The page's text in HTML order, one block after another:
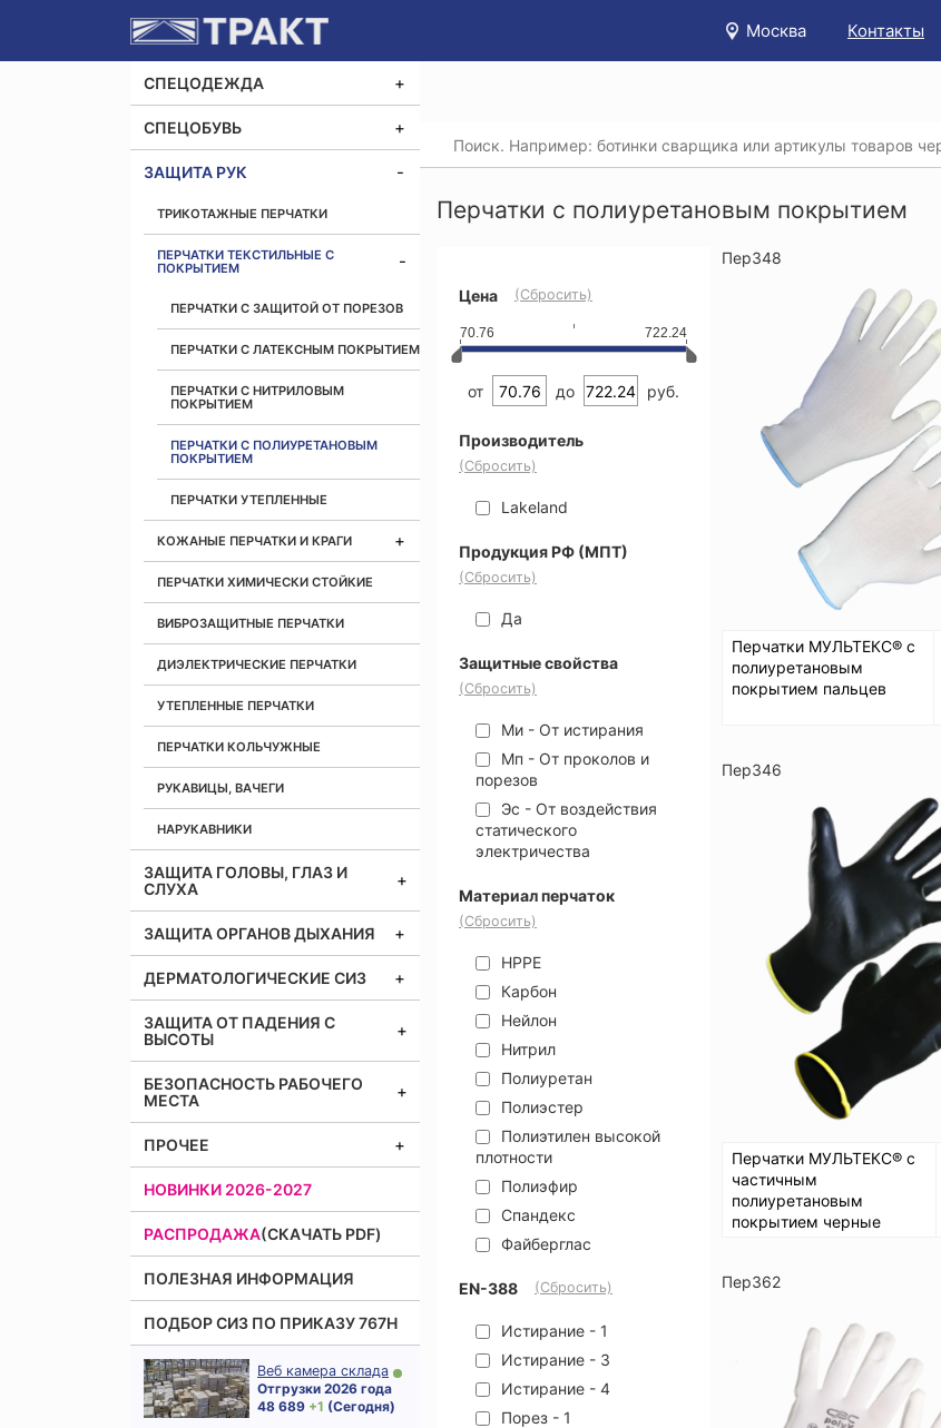
Москва Контакты
СПЕЦОДЕЖДА
СПЕЦОБУВЬ
ЗАЩИТА РУК
ТРИКОТАЖНЫЕ ПЕРЧАТКИ
ПЕРЧАТКИ ТЕКСТИЛЬНЫЕ С
ПОКРЫТИЕМ
ПЕРЧАТКИ С ЗАЩИТОЙ ОТ ПОРЕЗОВ
ПЕРЧАТКИ С ЛАТЕКСНЫМ ПОКРЫТИЕМ
ПЕРЧАТКИ С НИТРИЛОВЫМ
ПОКРЫТИЕМ
ПЕРЧАТКИ С ПОЛИУРЕТАНОВЫМ
ПОКРЫТИЕМ
ПЕРЧАТКИ УТЕПЛЕННЫЕ
КОЖАНЫЕ ПЕРЧАТКИ И КРАГИ
ПЕРЧАТКИ ХИМИЧЕСКИ СТОЙКИЕ
ВИБРОЗАЩИТНЫЕ ПЕРЧАТКИ
ДИЭЛЕКТРИЧЕСКИЕ ПЕРЧАТКИ
УТЕПЛЕННЫЕ ПЕРЧАТКИ
ПЕРЧАТКИ КОЛЬЧУЖНЫЕ
РУКАВИЦЫ, ВАЧЕГИ
НАРУКАВНИКИ
ЗАЩИТА ГОЛОВЫ, ГЛАЗ И
СЛУХА
ЗАЩИТА ОРГАНОВ ДЫХАНИЯ
ДЕРМАТОЛОГИЧЕСКИЕ СИЗ
ЗАЩИТА ОТ ПАДЕНИЯ С
ВЫСОТЫ
БЕЗОПАСНОСТЬ РАБОЧЕГО
МЕСТА
ПРОЧЕЕ
НОВИНКИ 2026-2027
РАСПРОДАЖА(СКАЧАТЬ PDF)
ПОЛЕЗНАЯ ИНФОРМАЦИЯ
ПОДБОР СИЗ ПО ПРИКАЗУ 767Н
Веб камера склада
Отгрузки 2026 года
48 689 + 1 (Сегодня)
Перчатки с полиуретановым покрытием
Перчатки с полиуретановым покрытием
Цена (Сбросить)
70.76 722.24
от до руб.
Производитель
(Сбросить)
Lakeland
Продукция РФ (МПТ)
(Сбросить)
Да
Защитные свойства
(Сбросить)
Ми - От истирания
Мп - От проколов и
порезов
Эс - От воздействия
статического
электричества
Материал перчаток
(Сбросить)
HPPE
Карбон
Нейлон
Нитрил
Полиуретан
Полиэстер
Полиэтилен высокой
плотности
Полиэфир
Спандекс
Файберглас
EN-388 (Сбросить)
Истирание - 1
Истирание - 3
Истирание - 4
Порез - 1
Пер348
Перчатки МУЛЬТЕКС® с
полиуретановым
покрытием пальцев
Пер346
Перчатки МУЛЬТЕКС® с
частичным
полиуретановым
покрытием черные
Пер362